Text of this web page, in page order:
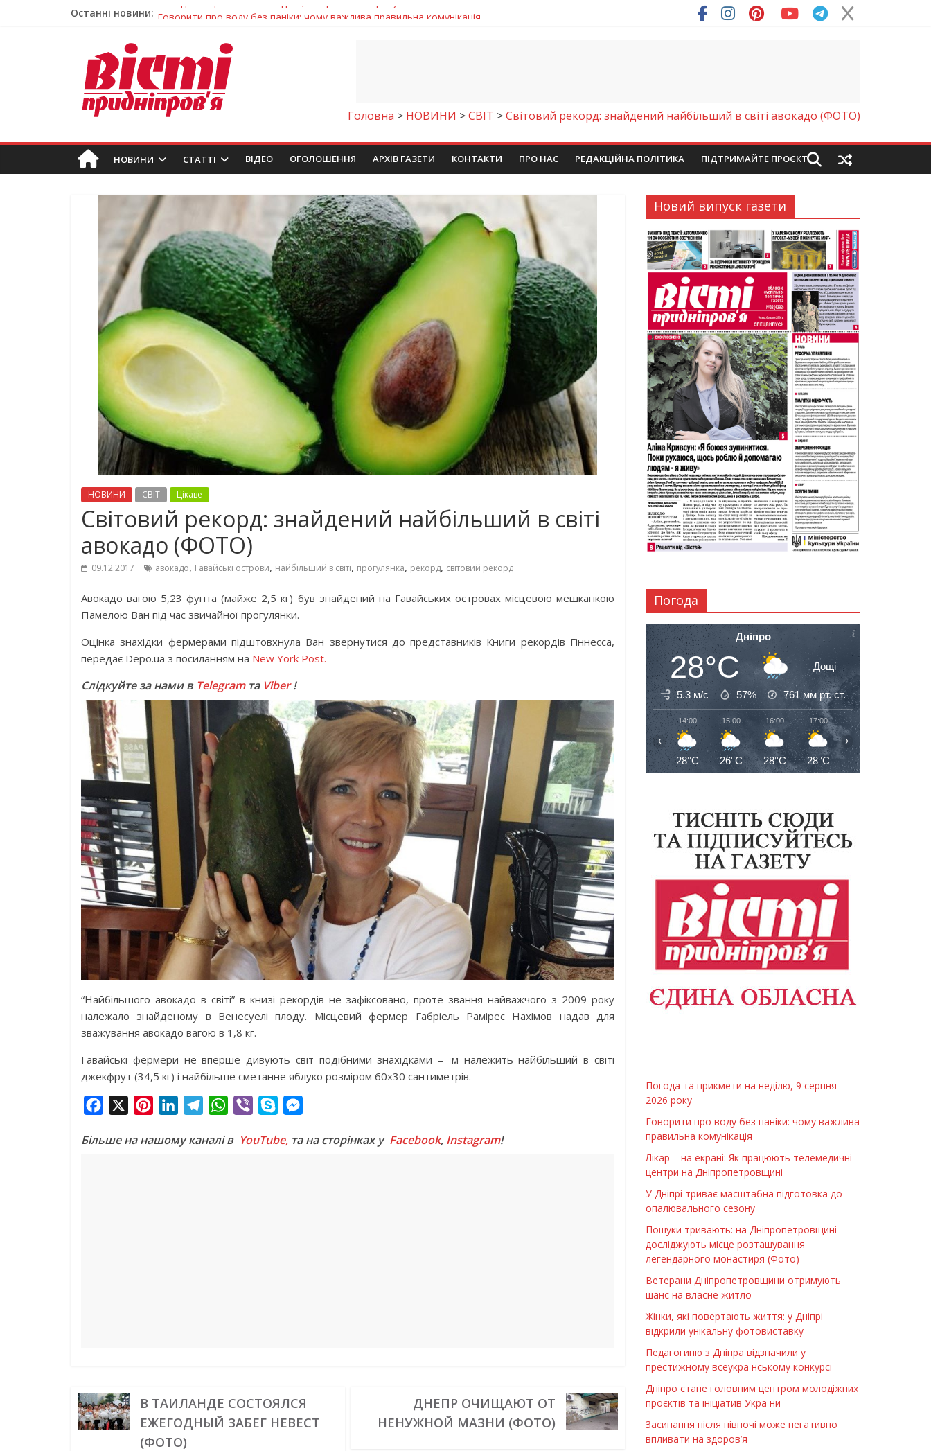
Останні новини: Говорити про воду без паніки: чому важлива правильна комунікація
У Дніпрі триває масштабна підготовка до опалювального сезону
Пошуки тривають: на Дніпропетровщині досліджують місце розташування легендарного монастиря (Фото)
Погода та прикмети на неділю, 9 серпня 2026 року
Головна > НОВИНИ >СВІТ >Світовий рекорд: знайдений найбільший в світі авокадо (ФОТО)
НОВИНИ СТАТТІ ВIДЕО ОГОЛОШЕННЯ АРХІВ ГАЗЕТИ КОНТАКТИ ПРО НАС РЕДАКЦІЙНА ПОЛІТИКА ПІДТРИМАЙТЕ ПРОЄКТ
НОВИНИ СВІТ Цікаве
Світовий рекорд: знайдений найбільший в світі
авокадо (ФОТО)
09.12.2017 авокадо, Гавайські острови, найбільший в світі, прогулянка, рекорд, світовий рекорд
Авокадо вагою 5,23 фунта (майже 2,5 кг) був знайдений на Гавайських островах місцевою мешканкою
Памелою Ван під час звичайної прогулянки.
Оцінка знахідки фермерами підштовхнула Ван звернутися до представників Книги рекордів Гіннесса,
передає Depo.ua з посиланням на New York Post.
Слідкуйте за нами в Telegramта Viber!
“Найбільшого авокадо в світі” в книзі рекордів не зафіксовано, проте звання найважчого з 2009 року
належало знайденому в Венесуелі плоду. Місцевий фермер Габріель Рамірес Нахімов надав для
зважування авокадо вагою в 1,8 кг.
Гавайські фермери не вперше дивують світ подібними знахідками – їм належить найбільший в світі
джекфрут (34,5 кг) і найбільше сметанне яблуко розміром 60х30 сантиметрів.
c
n
n
l
W
a
b
y
s
Більше на нашому каналі в YouTube, та на сторінках у Facebook, Instagram!
В ТАИЛАНДЕ СОСТОЯЛСЯ
ЕЖЕГОДНЫЙ ЗАБЕГ НЕВЕСТ
(ФОТО)
ДНЕПР ОЧИЩАЮТ ОТ
НЕНУЖНОЙ МАЗНИ (ФОТО)
Новий випуск газети
Погода
Дніпро
28°C Дощі
5.3 м/с 57% 761 мм рт. ст.
14:00
28°C
15:00
26°C
16:00
28°C
17:00
28°C
18:00
28°C
‹ ›
Погода та прикмети на неділю, 9 серпня
2026 року
Говорити про воду без паніки: чому важлива
правильна комунікація
Лікар – на екрані: Як працюють телемедичні
центри на Дніпропетровщині
У Дніпрі триває масштабна підготовка до
опалювального сезону
Пошуки тривають: на Дніпропетровщині
досліджують місце розташування
легендарного монастиря (Фото)
Ветерани Дніпропетровщини отримують
шанс на власне житло
Жінки, які повертають життя: у Дніпрі
відкрили унікальну фотовиставку
Педагогиню з Дніпра відзначили у
престижному всеукраїнському конкурсі
Дніпро стане головним центром молодіжних
проєктів та ініціатив України
Засинання після півночі може негативно
впливати на здоров’я